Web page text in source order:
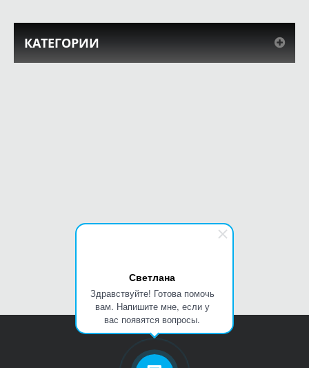
Светлана
Здравствуйте! Готова помочь
вам. Напишите мне, если у
вас появятся вопросы.
КАТЕГОРИИ